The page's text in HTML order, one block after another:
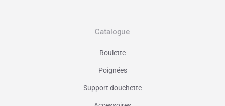
Catalogue
Roulette
Poignées
Support douchette